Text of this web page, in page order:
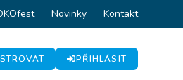
Novinky Kontakt
PŘIHLÁSIT